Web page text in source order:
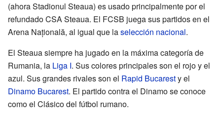
(ahora Stadionul Steaua) es usado principalmente por el
refundado CSA Steaua. El FCSB juega sus partidos en el
Arena Națională, al igual que laselección nacional.
El Steaua siempre ha jugado en la máxima categoría de
Rumania, la Liga I. Sus colores principales son el rojo y el
azul. Sus grandes rivales son el Rapid Bucaresty el
Dinamo Bucarest. El partido contra el Dinamo se conoce
como el Clásico del fútbol rumano.